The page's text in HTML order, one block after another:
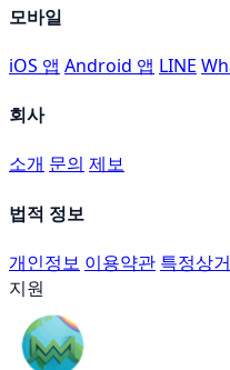
모바일
iOS 앱 Android 앱 LINE
회사
소개 문의 제보
법적 정보
개인정보 이용약관 특정상
지원